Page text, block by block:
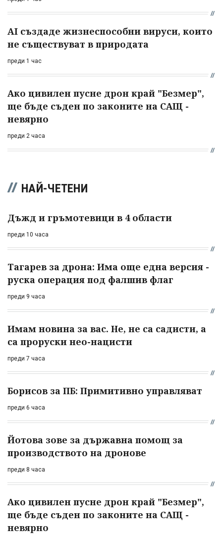
AI създаде жизнеспособни вируси, които
не съществуват в природата
преди 1 час
Ако цивилен пусне дрон край "Безмер",
ще бъде съден по законите на САЩ -
невярно
преди 2 часа
НАЙ-ЧЕТЕНИ
Дъжд и гръмотевици в 4 области
преди 10 часа
Тагарев за дрона: Има още една версия -
руска операция под фалшив флаг
преди 9 часа
Имам новина за вас. Не, не са садисти, а
са проруски нео-нацисти
преди 7 часа
Борисов за ПБ: Примитивно управляват
преди 6 часа
Йотова зове за държавна помощ за
производството на дронове
преди 8 часа
Ако цивилен пусне дрон край "Безмер",
ще бъде съден по законите на САЩ -
невярно